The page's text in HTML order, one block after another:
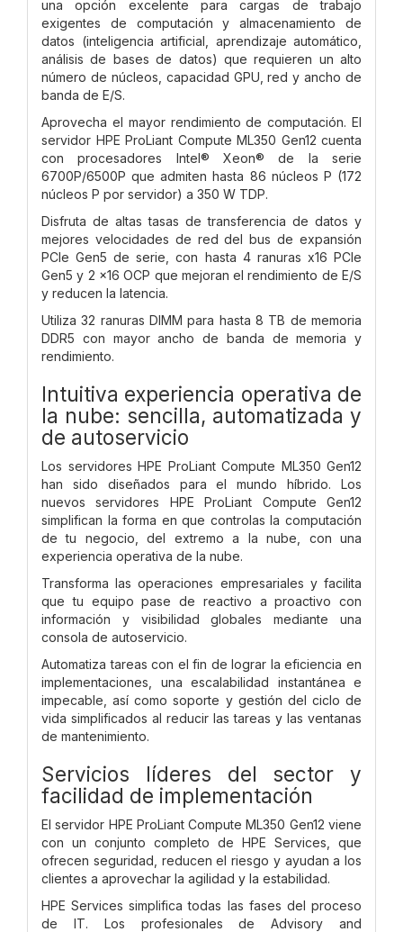
una opción excelente para cargas de trabajo
exigentes de computación y almacenamiento de
datos (inteligencia artificial, aprendizaje automático,
análisis de bases de datos) que requieren un alto
número de núcleos, capacidad GPU, red y ancho de
banda de E/S.
Aprovecha el mayor rendimiento de computación. El
servidor HPE ProLiant Compute ML350 Gen12 cuenta
con procesadores Intel® Xeon® de la serie
6700P/6500P que admiten hasta 86 núcleos P (172
núcleos P por servidor) a 350 W TDP.
Disfruta de altas tasas de transferencia de datos y
mejores velocidades de red del bus de expansión
PCIe Gen5 de serie, con hasta 4 ranuras x16 PCIe
Gen5 y 2 x16 OCP que mejoran el rendimiento de E/S
y reducen la latencia.
Utiliza 32 ranuras DIMM para hasta 8 TB de memoria
DDR5 con mayor ancho de banda de memoria y
rendimiento.
Intuitiva experiencia operativa de
la nube: sencilla, automatizada y
de autoservicio
Los servidores HPE ProLiant Compute ML350 Gen12
han sido diseñados para el mundo híbrido. Los
nuevos servidores HPE ProLiant Compute Gen12
simplifican la forma en que controlas la computación
de tu negocio, del extremo a la nube, con una
experiencia operativa de la nube.
Transforma las operaciones empresariales y facilita
que tu equipo pase de reactivo a proactivo con
información y visibilidad globales mediante una
consola de autoservicio.
Automatiza tareas con el fin de lograr la eficiencia en
implementaciones, una escalabilidad instantánea e
impecable, así como soporte y gestión del ciclo de
vida simplificados al reducir las tareas y las ventanas
de mantenimiento.
Servicios líderes del sector y
facilidad de implementación
El servidor HPE ProLiant Compute ML350 Gen12 viene
con un conjunto completo de HPE Services, que
ofrecen seguridad, reducen el riesgo y ayudan a los
clientes a aprovechar la agilidad y la estabilidad.
HPE Services simplifica todas las fases del proceso
de IT. Los profesionales de Advisory and